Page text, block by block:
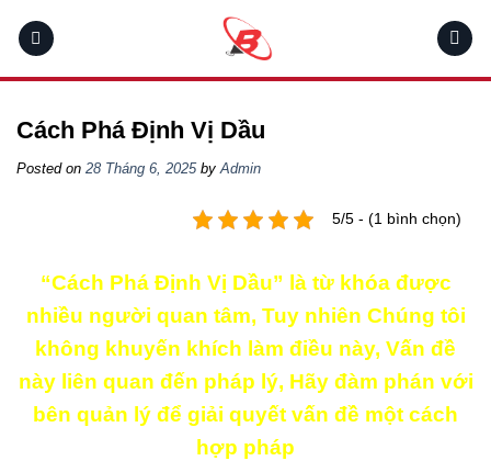
Cách Phá Định Vị Dầu
Posted on 28 Tháng 6, 2025byAdmin
5/5 - (1 bình chọn)
“Cách Phá Định Vị Dầu” là từ khóa được
nhiều người quan tâm, Tuy nhiên Chúng tôi
không khuyến khích làm điều này, Vấn đề
này liên quan đến pháp lý, Hãy đàm phán với
bên quản lý để giải quyết vấn đề một cách
hợp pháp